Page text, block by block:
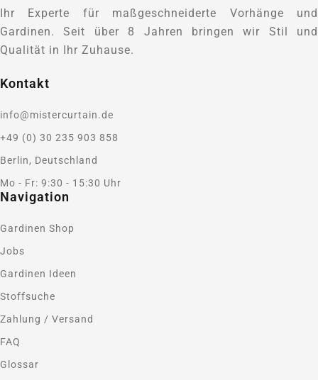
Ihr Experte für maßgeschneiderte Vorhänge und
Gardinen. Seit über 8 Jahren bringen wir Stil und
Qualität in Ihr Zuhause.
Kontakt
info@mistercurtain.de
+49 (0) 30 235 903 858
Berlin, Deutschland
Mo - Fr: 9:30 - 15:30 Uhr
Navigation
Gardinen Shop
Jobs
Gardinen Ideen
Stoffsuche
Zahlung / Versand
FAQ
Glossar